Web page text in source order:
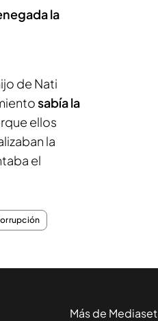
la
de Nati
sabía la
ellos
la
el
Más de Mediaset